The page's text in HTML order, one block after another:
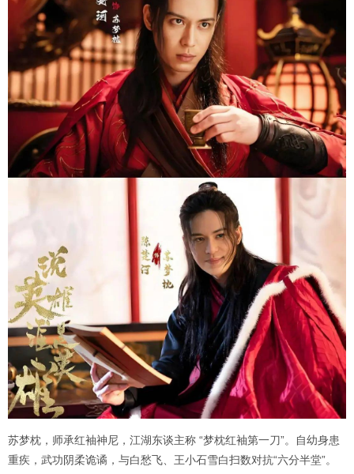
苏梦枕，师承红袖神尼，江湖东谈主称 “梦枕红袖第一刀”。自幼身患
重疾，武功阴柔诡谲，与白愁飞、王小石雪白扫数对抗“六分半堂”。